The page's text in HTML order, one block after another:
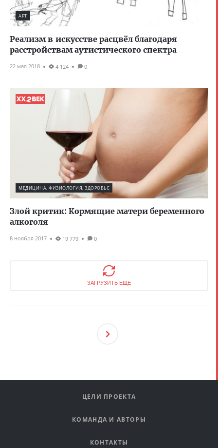
АРТ
Реализм в искусстве расцвёл благодаря
расстройствам аутистического спектра
22 мая 2018 4 124 0
МЕДИЦИНА, ФИЗИОЛОГИЯ, ЗДОРОВЬЕ
Злой критик: Кормящие матери беременного
алкоголя
8 ноября 2017 19 779 0
ЗАГРУЗИТЬ ЕЩЕ
Ующ
ЦЕЛИ ПРОЕКТА
КОМАНДА И АВТОРЫ
КОНТАКТЫ